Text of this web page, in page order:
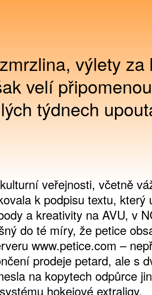
výlety za
velí
týdnech
veřejnosti, včetně
k podpisu textu, který
a kreativity na AVU, v
do té míry, že petice
www.petice.com –
prodeje petard, ale s
na kopytech odpůrce
hokejové extraligy.